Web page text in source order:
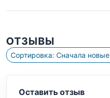
ОТЗЫВЫ
Сортировка: Сначала новые
Оставить отзыв